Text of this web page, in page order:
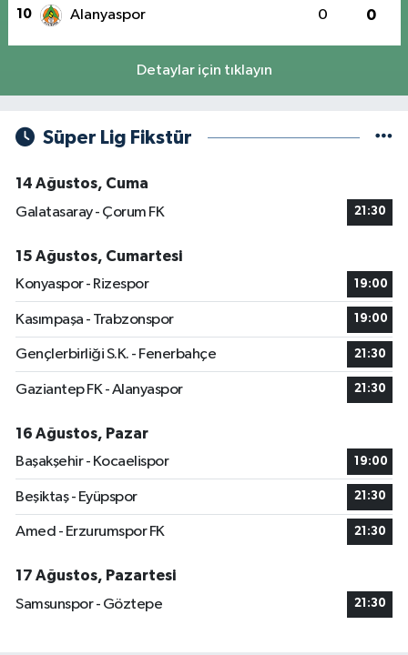
10 Alanyaspor 0 0
Detaylar için tıklayın
Süper Lig Fikstür
14 Ağustos, Cuma
Galatasaray - Çorum FK
21:30
15 Ağustos, Cumartesi
Konyaspor - Rizespor
19:00
Kasımpaşa - Trabzonspor 19:00
Gençlerbirliği S.K. - Fenerbahçe 21:30
Gaziantep FK - Alanyaspor 21:30
16 Ağustos, Pazar
Başakşehir - Kocaelispor
19:00
Beşiktaş - Eyüpspor 21:30
Amed - Erzurumspor FK 21:30
17 Ağustos, Pazartesi
Samsunspor - Göztepe
21:30